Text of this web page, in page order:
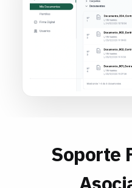
Soporte